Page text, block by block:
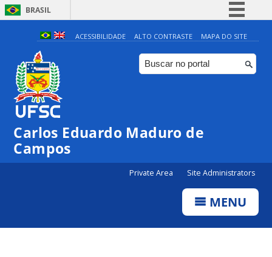
BRASIL
Simplifique!
Comunica BR
Participe
Canais
ACESSIBILIDADE ALTO CONTRASTE MAPA DO SITE
Carlos Eduardo Maduro de
Campos
Private Area Site Administrators
MENU